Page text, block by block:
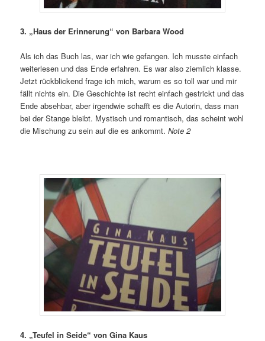
3. „Haus der Erinnerung“ von Barbara Wood
Als ich das Buch las, war ich wie gefangen. Ich musste einfach
weiterlesen und das Ende erfahren. Es war also ziemlich klasse.
Jetzt rückblickend frage ich mich, warum es so toll war und mir
fällt nichts ein. Die Geschichte ist recht einfach gestrickt und das
Ende absehbar, aber irgendwie schafft es die Autorin, dass man
bei der Stange bleibt. Mystisch und romantisch, das scheint wohl
die Mischung zu sein auf die es ankommt.Note 2
4. „Teufel in Seide“ von Gina Kaus